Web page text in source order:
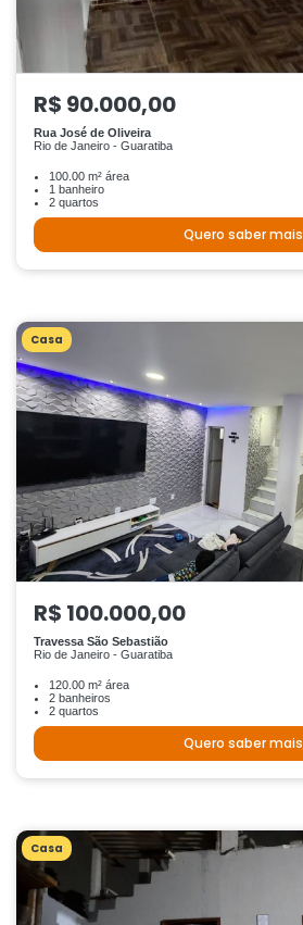
R$ 90.000,00
Rua José de Oliveira
Rio de Janeiro - Guaratiba
100.00 m² área
1 banheiro
2 quartos
Quero saber mais
Casa
R$ 100.000,00
Travessa São Sebastião
Rio de Janeiro - Guaratiba
120.00 m² área
2 banheiros
2 quartos
Quero saber mais
Casa